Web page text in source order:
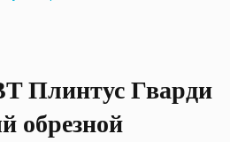
Плинтус Гварди
обрезной